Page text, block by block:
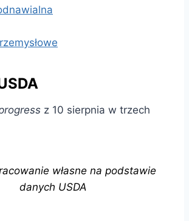
z 10 sierpnia w trzech
własne na podstawie
danych USDA